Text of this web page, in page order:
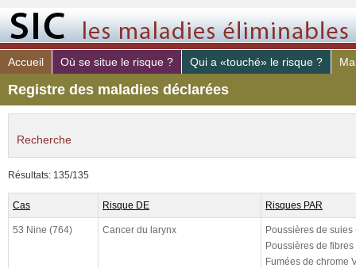
Accueil Où se situe le risque ? Qui a «touché» le risque ?
Registre des maladies déclarées
Recherche
maladie déclaré
risque PAR
poste de travail
Résultats: 135/135
Cas Risque DE Risques PAR
53 Nine (764) Cancer du larynx
Poussières de suies
Poussières de
Fumées de chrome